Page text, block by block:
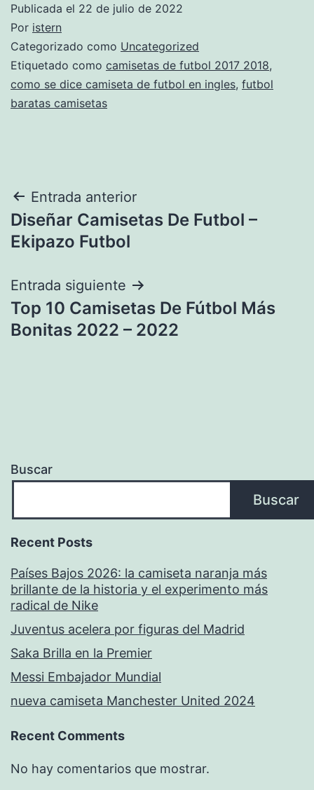
Publicada el 22 de julio de 2022
Por istern
Categorizado como Uncategorized
Etiquetado como camisetas de futbol 2017 2018,
como se dice camiseta de futbol en ingles, futbol
baratas camisetas
Navegación
de
Entrada anterior
Diseñar Camisetas De Futbol –
Ekipazo Futbol
Entrada siguiente
Top 10 Camisetas De Fútbol Más
Bonitas 2022 – 2022
Buscar
Buscar
Recent Posts
Países Bajos 2026: la camiseta naranja más
brillante de la historia y el experimento más
radical de Nike
Juventus acelera por figuras del Madrid
Saka Brilla en la Premier
Messi Embajador Mundial
nueva camiseta Manchester United 2024
Recent Comments
No hay comentarios que mostrar.